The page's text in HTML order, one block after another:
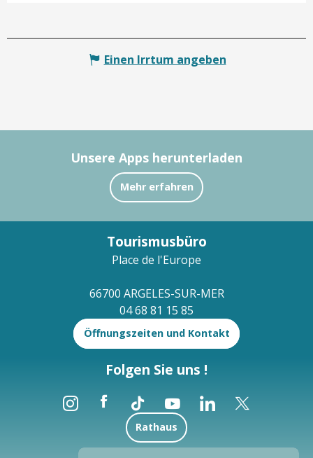
Einen Irrtum angeben
Unsere Apps herunterladen
Mehr erfahren
Tourismusbüro
Place de l'Europe
66700 ARGELES-SUR-MER
04 68 81 15 85
Öffnungszeiten und Kontakt
Folgen Sie uns !
Rathaus